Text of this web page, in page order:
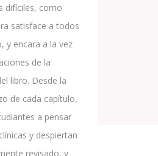
difíciles, como
satisface a todos
y encara a la vez
de la
libro. Desde la
de cada capítulo,
a pensar
y despiertan
revisado, y